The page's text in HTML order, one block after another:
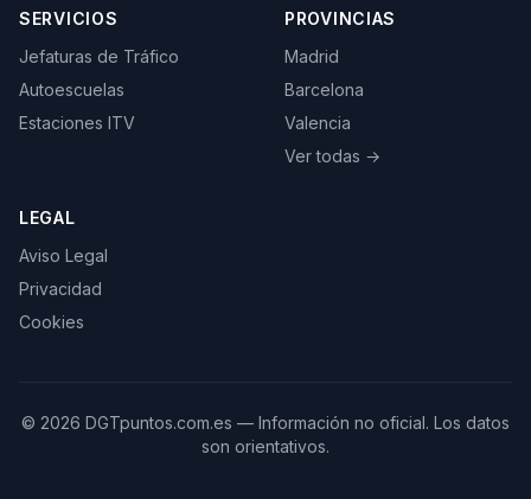
SERVICIOS
Jefaturas de Tráfico
Autoescuelas
Estaciones ITV
PROVINCIAS
Madrid
Barcelona
Valencia
Ver todas →
LEGAL
Aviso Legal
Privacidad
Cookies
© 2026 DGTpuntos.com.es — Información no oficial. Los datos
son orientativos.